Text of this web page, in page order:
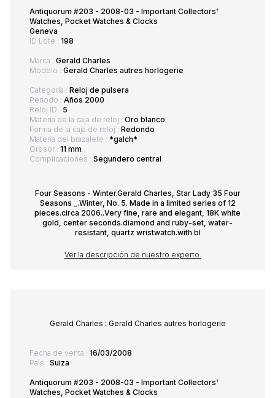
Antiquorum #203 - 2008-03 - Important Collectors'
Watches, Pocket Watches & Clocks
Geneva
ID Lote : 198
Marca : Gerald Charles
Modelo : Gerald Charles autres horlogerie
Categoría : Reloj de pulsera
Período : Años 2000
Reloj ID : 5
Materia de la caja de reloj : Oro blanco
Forma de la caja de reloj : Redondo
Materia del brazalete : *galch*
Grosor : 11 mm
Complicaciones : Segundero central
Four Seasons - Winter.Gerald Charles, Star Lady 35 Four
Seasons _.Winter, No. 5. Made in a limited series of 12
pieces.circa 2006..Very fine, rare and elegant, 18K white
gold, center seconds.diamond and ruby-set, water-
resistant, quartz wristwatch.with bl
Ver la descripción de nuestro experto
Gerald Charles : Gerald Charles autres horlogerie
Fecha de venta : 16/03/2008
País : Suiza
Antiquorum #203 - 2008-03 - Important Collectors'
Watches, Pocket Watches & Clocks